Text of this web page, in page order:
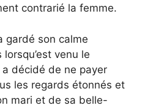
contrarié la femme.
gardé son calme
venu le
décidé de ne payer
les regards étonnés et
mari et de sa belle-